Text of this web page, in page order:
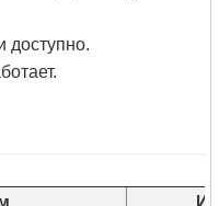
доступно.